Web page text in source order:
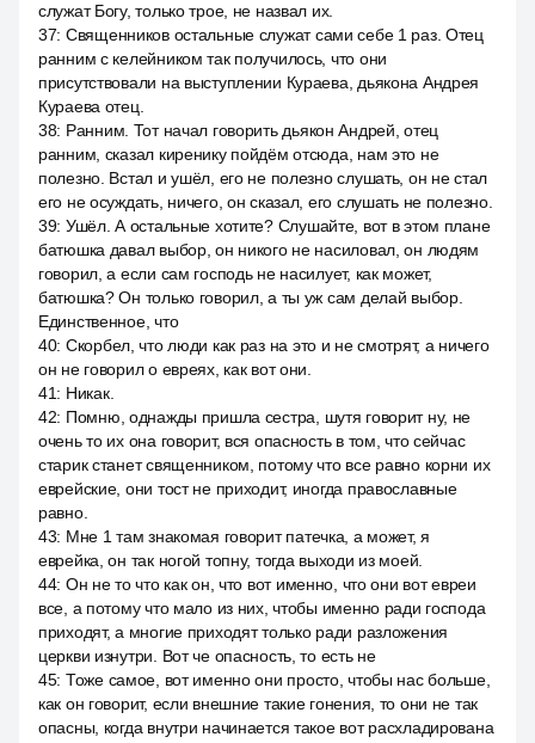
служат Богу, только трое, не назвал их.
37: Священников остальные служат сами себе 1 раз. Отец
ранним с келейником так получилось, что они
присутствовали на выступлении Кураева, дьякона Андрея
Кураева отец.
38: Ранним. Тот начал говорить дьякон Андрей, отец
ранним, сказал киренику пойдём отсюда, нам это не
полезно. Встал и ушёл, его не полезно слушать, он не стал
его не осуждать, ничего, он сказал, его слушать не полезно.
39: Ушёл. А остальные хотите? Слушайте, вот в этом плане
батюшка давал выбор, он никого не насиловал, он людям
говорил, а если сам господь не насилует, как может,
батюшка? Он только говорил, а ты уж сам делай выбор.
Единственное, что
40: Скорбел, что люди как раз на это и не смотрят, а ничего
он не говорил о евреях, как вот они.
41: Никак.
42: Помню, однажды пришла сестра, шутя говорит ну, не
очень то их она говорит, вся опасность в том, что сейчас
старик станет священником, потому что все равно корни их
еврейские, они тост не приходит, иногда православные
равно.
43: Мне 1 там знакомая говорит патечка, а может, я
еврейка, он так ногой топну, тогда выходи из моей.
44: Он не то что как он, что вот именно, что они вот евреи
все, а потому что мало из них, чтобы именно ради господа
приходят, а многие приходят только ради разложения
церкви изнутри. Вот че опасность, то есть не
45: Тоже самое, вот именно они просто, чтобы нас больше,
как он говорит, если внешние такие гонения, то они не так
опасны, когда внутри начинается такое вот расхладирована